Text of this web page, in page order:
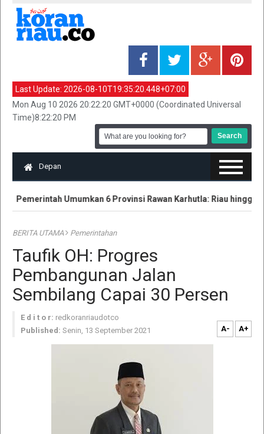
Last Update: 2026-08-10T19:35:20.448+07:00
Mon Aug 10 2026 20:22:20 GMT+0000 (Coordinated Universal
Time)8:22:20 PM
Depan
Pemerintah Umumkan 6 Provinsi Rawan Karhutla: Riau hingga
BERITA UTAMA Pemerintahan
Taufik OH: Progres
Pembangunan Jalan
Sembilang Capai 30 Persen
E d i t o r: redkoranriaudotco
Published: Senin, 13 September 2021 A- A+